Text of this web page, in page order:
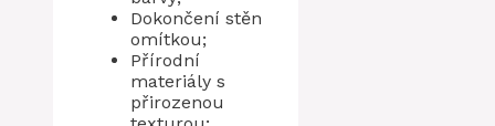
Dokončení stěn
omítkou;
Přírodní
materiály s
přirozenou